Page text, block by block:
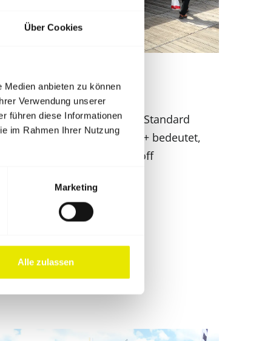
Über Cookies
anbieten zu können
Verwendung unserer
führen diese Informationen
im Rahmen Ihrer Nutzung
Marketing
Alle zulassen
Sonnenschutz
nach dem ausgewiesenen Standard
ausgezeichnet. UPF50+ bedeutet,
UV-Strahlung durch den Stoff